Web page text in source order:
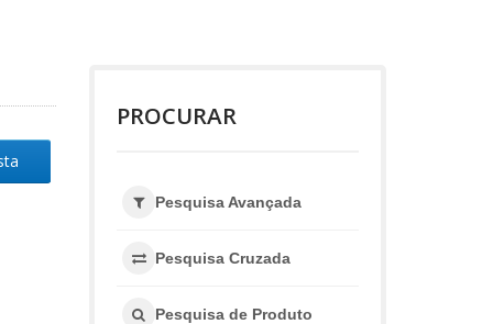
PROCURAR
Pesquisa Avançada
Pesquisa Cruzada
Pesquisa de Produto